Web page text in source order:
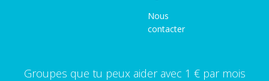
Nous
contacter
Groupes que tu peux aider avec 1 € par mois